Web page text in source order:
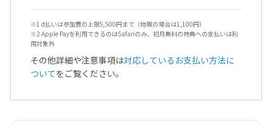
※1 d払いは参加費の上限5,500円まで（物販の場合は1,100円）
※2 Apple Payを利用できるのはSafariのみ、初月無料の特典への支払いは利
用対象外
その他詳細や注意事項は対応しているお支払い方法に
ついてをご覧ください。